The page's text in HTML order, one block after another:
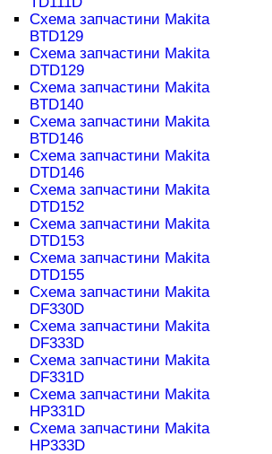
Схема запчастини Makita
BTD129
Схема запчастини Makita
DTD129
Схема запчастини Makita
BTD140
Схема запчастини Makita
BTD146
Схема запчастини Makita
DTD146
Схема запчастини Makita
DTD152
Схема запчастини Makita
DTD153
Схема запчастини Makita
DTD155
Схема запчастини Makita
DF330D
Схема запчастини Makita
DF333D
Схема запчастини Makita
DF331D
Схема запчастини Makita
HP331D
Схема запчастини Makita
HP333D